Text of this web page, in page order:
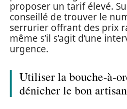
proposer un tarif élevé.
conseillé de trouver le
serrurier offrant des prix
même s’il s’agit d’une
urgence.
Utiliser la bouche-à-
dénicher le bon